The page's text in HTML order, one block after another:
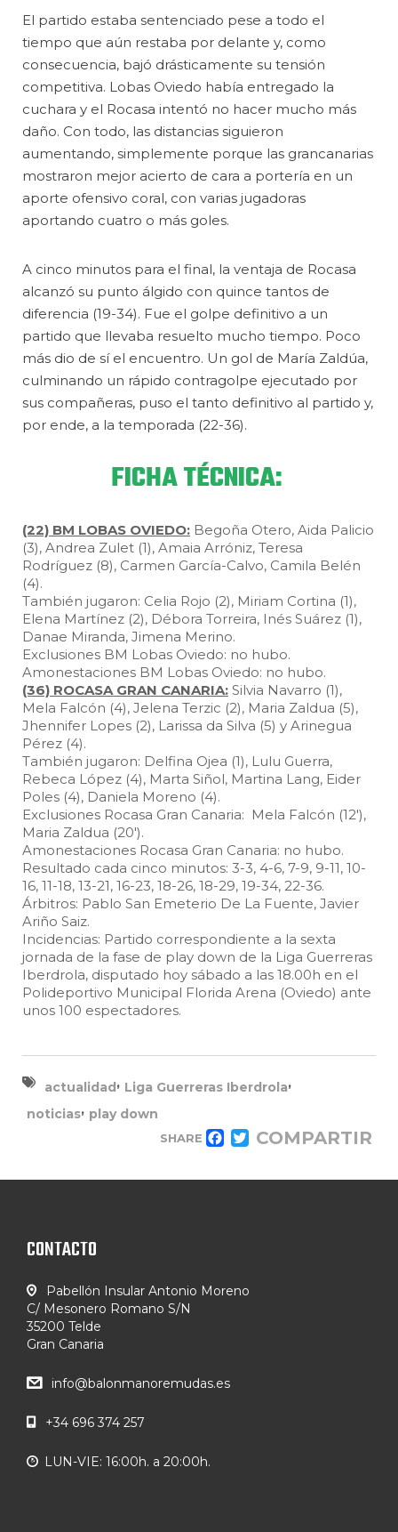
El partido estaba sentenciado pese a todo el
tiempo que aún restaba por delante y, como
consecuencia, bajó drásticamente su tensión
competitiva. Lobas Oviedo había entregado la
cuchara y el Rocasa intentó no hacer mucho más
daño. Con todo, las distancias siguieron
aumentando, simplemente porque las grancanarias
mostraron mejor acierto de cara a portería en un
aporte ofensivo coral, con varias jugadoras
aportando cuatro o más goles.
A cinco minutos para el final, la ventaja de Rocasa
alcanzó su punto álgido con quince tantos de
diferencia (19-34). Fue el golpe definitivo a un
partido que llevaba resuelto mucho tiempo. Poco
más dio de sí el encuentro. Un gol de María Zaldúa,
culminando un rápido contragolpe ejecutado por
sus compañeras, puso el tanto definitivo al partido y,
por ende, a la temporada (22-36).
FICHA TÉCNICA:
(22) BM LOBAS OVIEDO: Begoña Otero, Aida Palicio
(3), Andrea Zulet (1), Amaia Arróniz, Teresa
Rodríguez (8), Carmen García-Calvo, Camila Belén
(4).
También jugaron: Celia Rojo (2), Miriam Cortina (1),
Elena Martínez (2), Débora Torreira, Inés Suárez (1),
Danae Miranda, Jimena Merino.
Exclusiones BM Lobas Oviedo: no hubo.
Amonestaciones BM Lobas Oviedo: no hubo.
(36) ROCASA GRAN CANARIA: Silvia Navarro (1),
Mela Falcón (4), Jelena Terzic (2), Maria Zaldua (5),
Jhennifer Lopes (2), Larissa da Silva (5) y Arinegua
Pérez (4).
También jugaron: Delfina Ojea (1), Lulu Guerra,
Rebeca López (4), Marta Siñol, Martina Lang, Eider
Poles (4), Daniela Moreno (4).
Exclusiones Rocasa Gran Canaria: Mela Falcón (12′),
Maria Zaldua (20′).
Amonestaciones Rocasa Gran Canaria: no hubo.
Resultado cada cinco minutos: 3-3, 4-6, 7-9, 9-11, 10-
16, 11-18, 13-21, 16-23, 18-26, 18-29, 19-34, 22-36.
Árbitros: Pablo San Emeterio De La Fuente, Javier
Ariño Saiz.
Incidencias: Partido correspondiente a la sexta
jornada de la fase de play down de la Liga Guerreras
Iberdrola, disputado hoy sábado a las 18.00h en el
Polideportivo Municipal Florida Arena (Oviedo) ante
unos 100 espectadores.
actualidad, Liga Guerreras Iberdrola,
noticias, play down
SHARE FACEBOOK
TWITTER
COMPARTIR
CONTACTO
Pabellón Insular Antonio Moreno
C/ Mesonero Romano S/N
35200 Telde
Gran Canaria
info@balonmanoremudas.es
+34 696 374 257
LUN-VIE: 16:00h. a 20:00h.